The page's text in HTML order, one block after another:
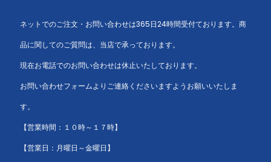
ネットでのご注文・お問い合わせは365日24時間受付ております。商
品に関してのご質問は、当店で承っております。
現在お電話でのお問い合わせは休止いたしております。
お問い合わせフォームよりご連絡くださいますようお願いいたしま
す。
【営業時間：１０時～１７時】
【営業日：月曜日～金曜日】